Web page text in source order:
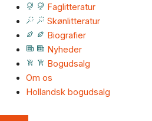
Faglitteratur
Skønlitteratur
Biografier
Nyheder
Bogudsalg
Om os
Hollandsk bogudsalg